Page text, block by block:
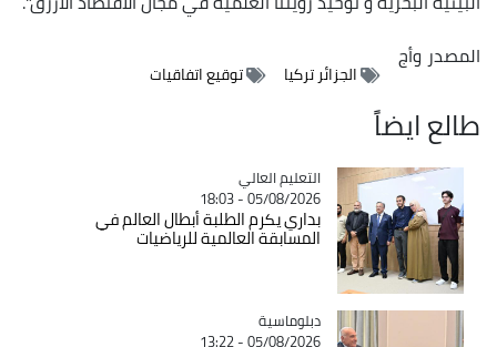
المصدروأج
الجزائر تركيا توقيع اتفاقيات
طالع ايضاً
Catégorie
التعليم العالي
05/08/2026 - 18:03
بداري يكرم الطلبة أبطال العالم في
المسابقة العالمية للرياضيات
Catégorie
دبلوماسية